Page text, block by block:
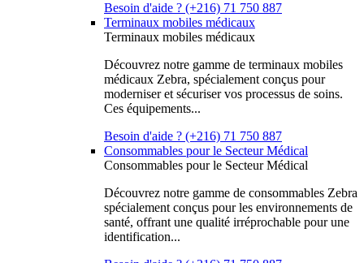
Besoin d'aide ? (+216) 71 750 887
Terminaux mobiles médicaux
Terminaux mobiles médicaux
Découvrez notre gamme de terminaux mobiles
médicaux Zebra, spécialement conçus pour
moderniser et sécuriser vos processus de soins.
Ces équipements...
Besoin d'aide ? (+216) 71 750 887
Consommables pour le Secteur Médical
Consommables pour le Secteur Médical
Découvrez notre gamme de consommables Zebra
spécialement conçus pour les environnements de
santé, offrant une qualité irréprochable pour une
identification...